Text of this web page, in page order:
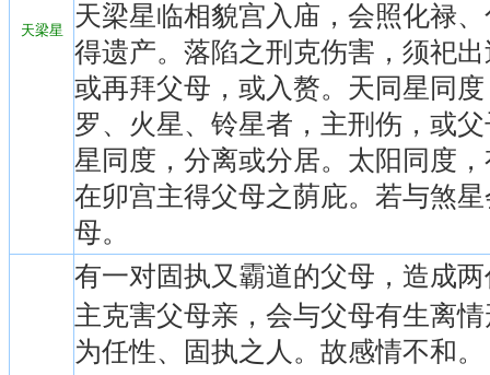
天梁星
天梁星临相貌宫入庙，会照化禄
得遗产。落陷之刑克伤害，须祀
或再拜父母，或入赘。天同星同
罗、火星、铃星者，主刑伤，或
星同度，分离或分居。太阳同度
在卯宫主得父母之荫庇。若与煞
母。
有一对固执又霸道的父母，造成
主克害父母亲，会与父母有生离
为任性、固执之人。故感情不和。